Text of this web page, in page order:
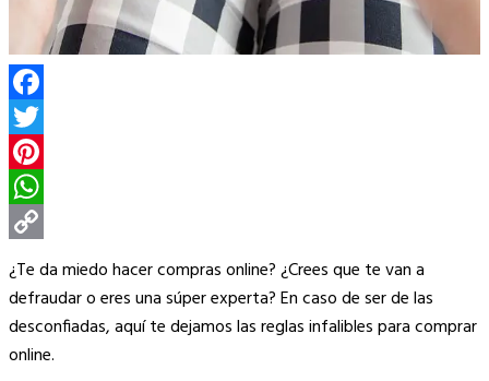
Facebook
Twitter
Pinterest
WhatsApp
Copy
Link
¿Te da miedo hacer compras online? ¿Crees que te van a
defraudar o eres una súper experta? En caso de ser de las
desconfiadas, aquí te dejamos las reglas infalibles para comprar
online.